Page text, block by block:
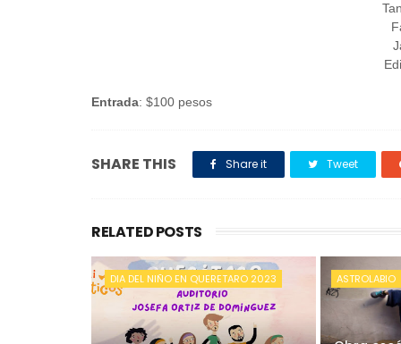
Entrada: $100 pesos
SHARE THIS Share it Tweet
RELATED POSTS
DIA DEL NIÑO EN QUERETARO 2023 ASTROLABIO